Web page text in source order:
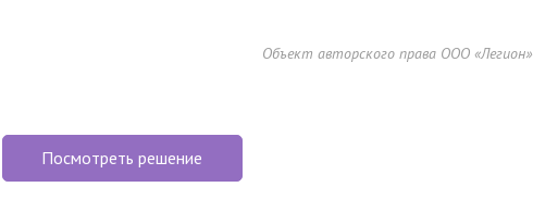
Объект авторского права ООО «Легион»
Посмотреть решение